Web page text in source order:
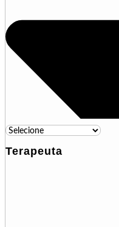
Terapeuta